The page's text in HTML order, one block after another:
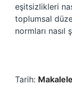
eşitsizlikleri
toplumsal
normları
Tarih: